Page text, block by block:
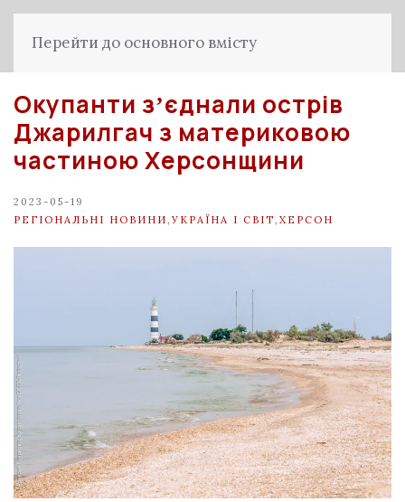
Перейти до основного вмісту
Окупанти зʼєднали острів
Джарилгач з материковою
частиною Херсонщини
2023-05-19
РЕГІОНАЛЬНІ НОВИНИ УКРАЇНА І СВІТ ХЕРСОН